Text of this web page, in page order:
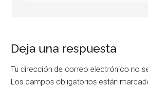
Deja una respuesta
Tu dirección de correo electrónico no
Los campos obligatorios están